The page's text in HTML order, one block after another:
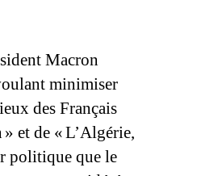
Macron
minimiser
des Français
et de « L’Algérie,
politique que le